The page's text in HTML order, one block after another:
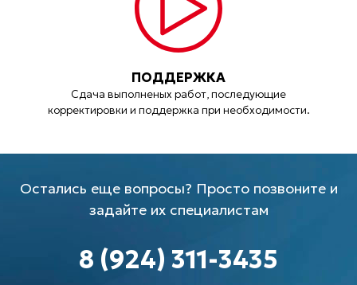
ПОДДЕРЖКА
Сдача выполненых работ, последующие
корректировки и поддержка при необходимости.
Остались еще вопросы? Просто позвоните и
задайте их специалистам
8 (924) 311-3435